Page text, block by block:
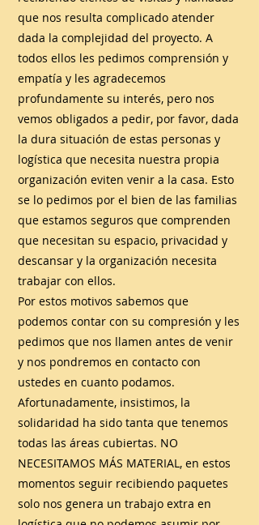
que nos resulta complicado atender
dada la complejidad del proyecto. A
todos ellos les pedimos comprensión y
empatía y les agradecemos
profundamente su interés, pero nos
vemos obligados a pedir, por favor, dada
la dura situación de estas personas y
logística que necesita nuestra propia
organización eviten venir a la casa. Esto
se lo pedimos por el bien de las familias
que estamos seguros que comprenden
que necesitan su espacio, privacidad y
descansar y la organización necesita
trabajar con ellos.
Por estos motivos sabemos que
podemos contar con su compresión y les
pedimos que nos llamen antes de venir
y nos pondremos en contacto con
ustedes en cuanto podamos.
Afortunadamente, insistimos, la
solidaridad ha sido tanta que tenemos
todas las áreas cubiertas. NO
NECESITAMOS MÁS MATERIAL, en estos
momentos seguir recibiendo paquetes
solo nos genera un trabajo extra en